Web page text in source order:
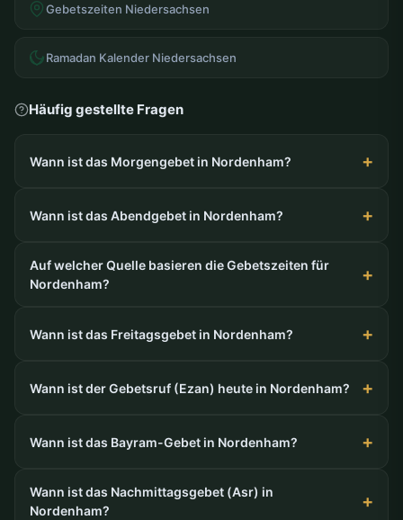
Gebetszeiten Niedersachsen
Ramadan Kalender Niedersachsen
Häufig gestellte Fragen
Wann ist das Morgengebet in Nordenham?
Wann ist das Abendgebet in Nordenham?
Auf welcher Quelle basieren die Gebetszeiten für
Nordenham?
Wann ist das Freitagsgebet in Nordenham?
Wann ist der Gebetsruf (Ezan) heute in Nordenham?
Wann ist das Bayram-Gebet in Nordenham?
Wann ist das Nachmittagsgebet (Asr) in
Nordenham?